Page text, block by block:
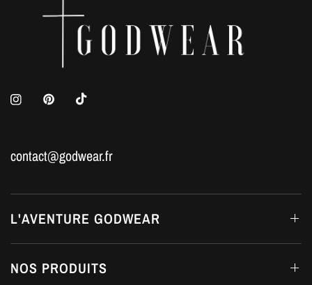
contact@godwear.fr
L'AVENTURE GODWEAR
NOS PRODUITS